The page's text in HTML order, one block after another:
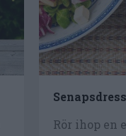
Rör ihop en